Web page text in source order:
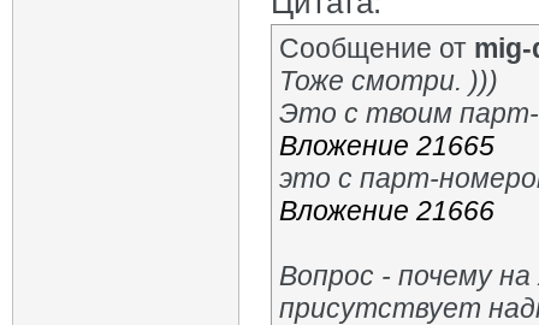
Сообщение от
Тоже смотри. )))
Это с твоим
Вложение 21665
это с парт-
Вложение 21666
Вопрос - почему
присутствует